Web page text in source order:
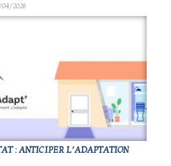
04/2026
: ANTICIPER L’ADAPTATION